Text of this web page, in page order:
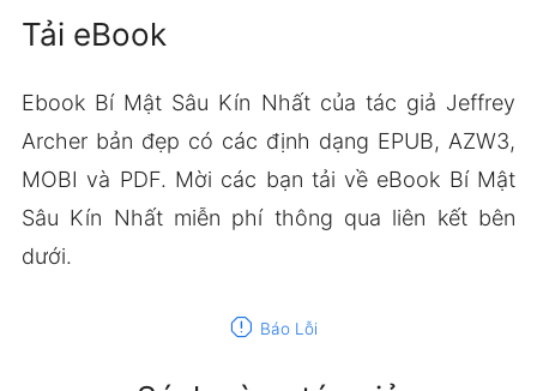
Tải eBook
Ebook Bí Mật Sâu Kín Nhất của tác giả Jeffrey
Archer bản đẹp có các định dạng EPUB, AZW3,
MOBI và PDF. Mời các bạn tải về eBook Bí Mật
Sâu Kín Nhất miễn phí thông qua liên kết bên
dưới.
report Báo Lỗi